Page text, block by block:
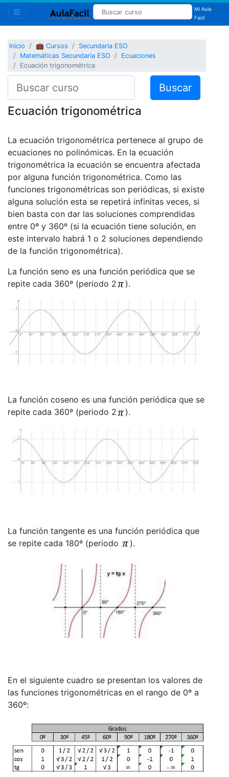
Mi Aula
Facil
Inicio 💼 Cursos
Secundaria ESO
Matemáticas Secundaria ESO
Ecuaciones
Ecuación trigonométrica
Buscar
Ecuación trigonométrica
La ecuación trigonométrica pertenece al grupo de
ecuaciones no polinómicas. En la ecuación
trigonométrica la ecuación se encuentra afectada
por alguna función trigonométrica. Como las
funciones trigonométricas son periódicas, si existe
alguna solución esta se repetirá infinitas veces, si
bien basta con dar las soluciones comprendidas
entre 0º y 360º (si la ecuación tiene solución, en
este intervalo habrá 1 o 2 soluciones dependiendo
de la función trigonométrica).
La función seno es una función periódica que se
repite cada 360º (periodo 2
).
La función coseno es una función periódica que se
repite cada 360º (periodo 2
).
La función tangente es una función periódica que
se repite cada 180º (periodo
).
En el siguiente cuadro se presentan los valores de
las funciones trigonométricas en el rango de 0º a
360º: